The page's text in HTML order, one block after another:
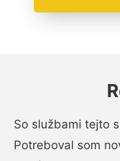
So službami tejto
Potreboval som